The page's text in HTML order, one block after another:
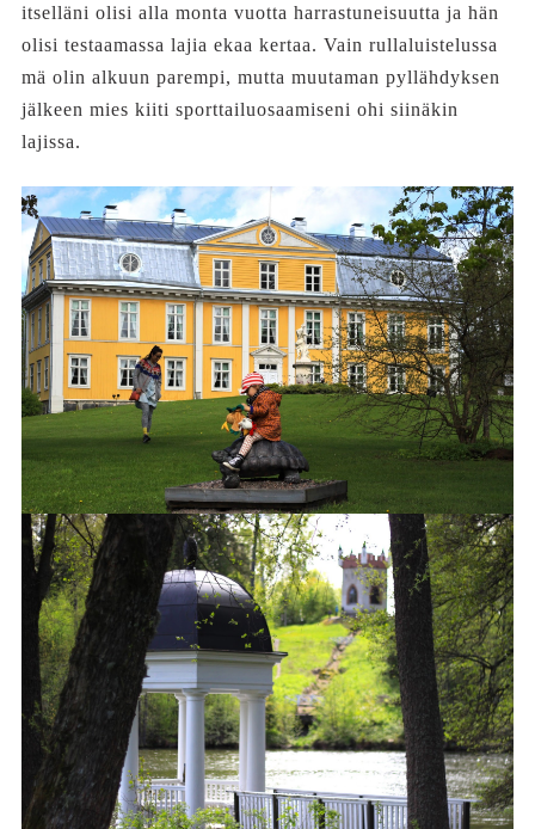
itselläni olisi alla monta vuotta harrastuneisuutta ja hän
olisi testaamassa lajia ekaa kertaa. Vain rullaluistelussa
mä olin alkuun parempi, mutta muutaman pyllähdyksen
jälkeen mies kiiti sporttailuosaamiseni ohi siinäkin
lajissa.